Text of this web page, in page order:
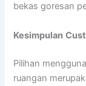
bekas goresan
Kesimpulan
Pilihan
ruangan